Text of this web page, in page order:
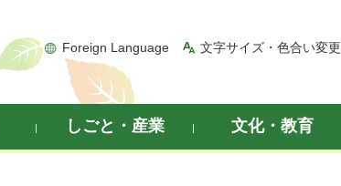
Foreign Language 文字サイズ・色合い変更
しごと・産業 文化・教育